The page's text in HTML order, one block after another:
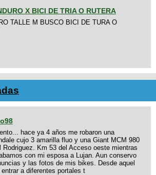
X BICI DE TRIA O RUTERA
TALLE M BUSCO BICI DE TURA O
hace ya 4 años me robaron una
cujo 3 amarilla fluo y una Giant MCM 980
Rodriguez. Km 53 del Acceso oeste mientras
con mi esposa a Lujan. Aun conservo
y las fotos de mis bikes. Desde aquel
a diferentes portales t